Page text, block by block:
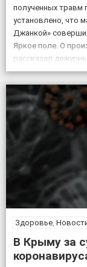
полученных травм
установлено, что
Джанкой»
Яркое поле. О
рассказал
«Кировская».
пути в
подаваемые
Здоровье
В Крыму за